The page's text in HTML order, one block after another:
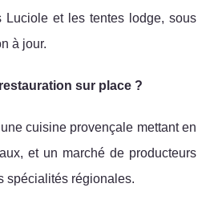
Luciole et les tentes lodge, sous
à jour.
sur place ?
cuisine provençale mettant en
et un marché de producteurs
spécialités régionales.